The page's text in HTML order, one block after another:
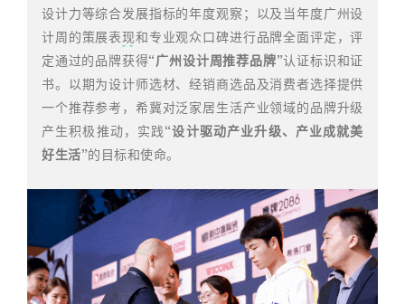
设计力等综合发展指标的年度观察；以及当年度广州设
计周的策展表现和专业观众口碑进行品牌全面评定，评
定通过的品牌获得“广州设计周推荐品牌”认证标识和证
书。以期为设计师选材、经销商选品及消费者选择提供
一个推荐参考，希冀对泛家居生活产业领域的品牌升级
产生积极推动，实践“设计驱动产业升级、产业成就美
好生活”的目标和使命。